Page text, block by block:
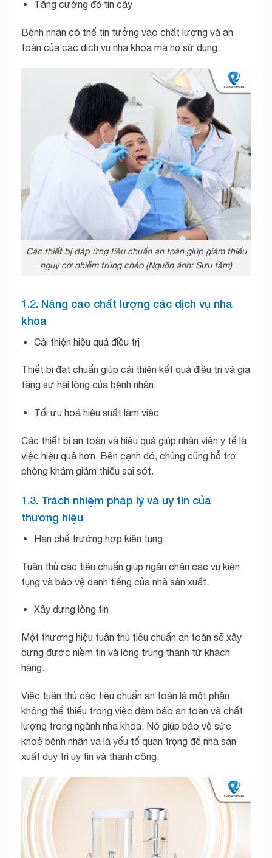
Tăng cường độ tin cậy
Bệnh nhân có thể tin tưởng vào chất lượng và an
toàn của các dịch vụ nha khoa mà họ sử dụng.
Các thiết bị đáp ứng tiêu chuẩn an toàn giúp giảm thiểu
nguy cơ nhiễm trùng chéo (Nguồn ảnh: Sưu tầm)
1.2. Nâng cao chất lượng các dịch vụ nha
khoa
Cải thiện hiệu quả điều trị
Thiết bị đạt chuẩn giúp cải thiện kết quả điều trị và gia
tăng sự hài lòng của bệnh nhân.
Tối ưu hoá hiệu suất làm việc
Các thiết bị an toàn và hiệu quả giúp nhân viên y tế là
việc hiệu quả hơn. Bên cạnh đó, chúng cũng hỗ trợ
phòng khám giảm thiểu sai sót.
1.3. Trách nhiệm pháp lý và uy tín của
thương hiệu
Hạn chế trường hợp kiện tụng
Tuân thủ các tiêu chuẩn giúp ngăn chặn các vụ kiện
tụng và bảo vệ danh tiếng của nhà sản xuất.
Xây dựng lòng tin
Một thương hiệu tuân thủ tiêu chuẩn an toàn sẽ xây
dựng được niềm tin và lòng trung thành từ khách
hàng.
Việc tuân thủ các tiêu chuẩn an toàn là một phần
không thể thiếu trong việc đảm bảo an toàn và chất
lượng trong ngành nha khoa. Nó giúp bảo vệ sức
khoẻ bệnh nhân và là yếu tố quan trọng để nhà sản
xuất duy trì uy tín và thành công.